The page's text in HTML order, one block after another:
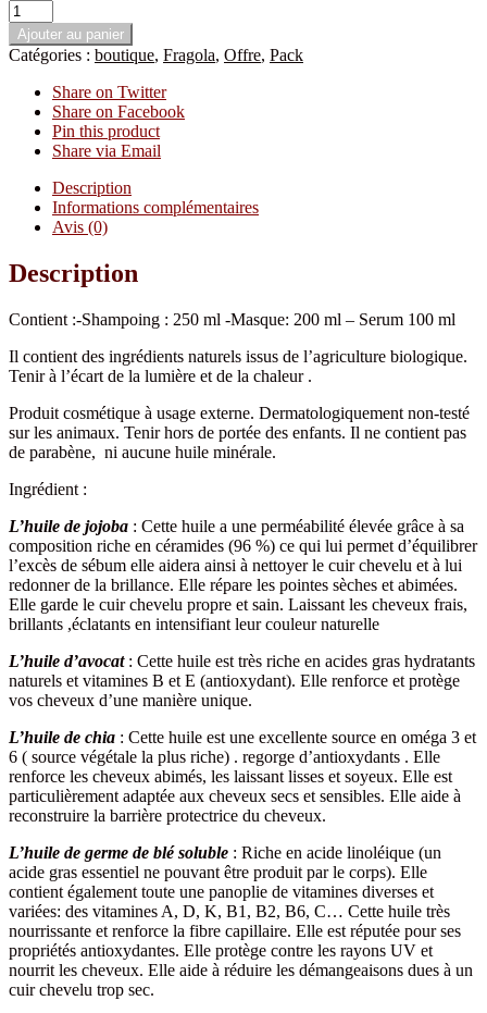
Ajouter au panier
Catégories : boutique, Fragola, Offre, Pack
Share on Twitter
Share on Facebook
Pin this product
Share via Email
Description
Informations complémentaires
Avis (0)
Description
Contient :-Shampoing : 250 ml -Masque: 200 ml – Serum 100 ml
Il contient des ingrédients naturels issus de l’agriculture biologique.
Tenir à l’écart de la lumière et de la chaleur .
Produit cosmétique à usage externe. Dermatologiquement non-testé
sur les animaux. Tenir hors de portée des enfants. Il ne contient pas
de parabène, ni aucune huile minérale.
Ingrédient :
L’huile de jojoba : Cette huile a une perméabilité élevée grâce à sa
composition riche en céramides (96 %) ce qui lui permet d’équilibrer
l’excès de sébum elle aidera ainsi à nettoyer le cuir chevelu et à lui
redonner de la brillance. Elle répare les pointes sèches et abimées.
Elle garde le cuir chevelu propre et sain. Laissant les cheveux frais,
brillants ,éclatants en intensifiant leur couleur naturelle
L’huile d’avocat: Cette huile est très riche en acides gras hydratants
naturels et vitamines B et E (antioxydant). Elle renforce et protège
vos cheveux d’une manière unique.
L’huile de chia : Cette huile est une excellente source en oméga 3 et
6 ( source végétale la plus riche) . regorge d’antioxydants . Elle
renforce les cheveux abimés, les laissant lisses et soyeux. Elle est
particulièrement adaptée aux cheveux secs et sensibles. Elle aide à
reconstruire la barrière protectrice du cheveux.
L’huile de germe de blé soluble : Riche en acide linoléique (un
acide gras essentiel ne pouvant être produit par le corps). Elle
contient également toute une panoplie de vitamines diverses et
variées: des vitamines A, D, K, B1, B2, B6, C… Cette huile très
nourrissante et renforce la fibre capillaire. Elle est réputée pour ses
propriétés antioxydantes. Elle protège contre les rayons UV et
nourrit les cheveux. Elle aide à réduire les démangeaisons dues à un
cuir chevelu trop sec.